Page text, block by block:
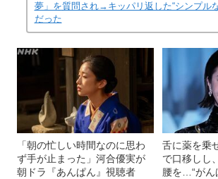
夢」を質問され→キッパリ返した“シンプル
だった
「朝の忙しい時間なのに思わ
ず手が止まった」河合優実が
朝ドラ『あんぱん』視聴者
舌に薬を乗
で口移しし
腰を…“がん